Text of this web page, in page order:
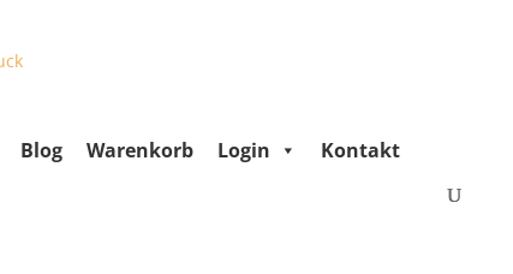
Blog Warenkorb Login Kontakt